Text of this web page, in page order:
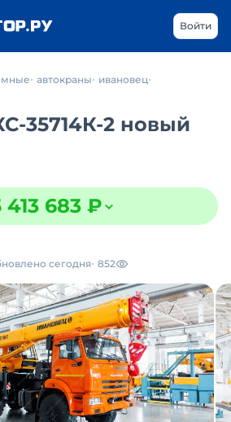
Войти
автокраны
ивановец
35714К-2 новый
413 683 ₽
сегодня 852